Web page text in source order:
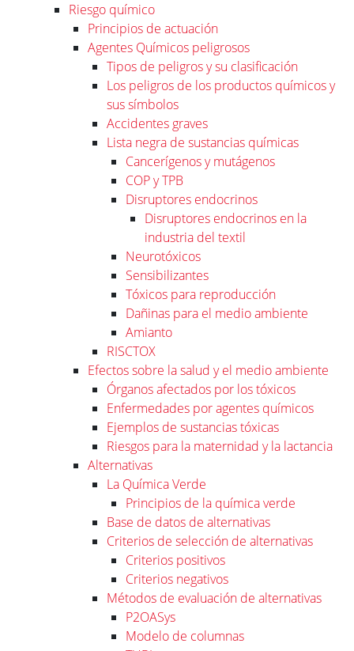
Riesgo químico
Principios de actuación
Agentes Químicos peligrosos
Tipos de peligros y su clasificación
Los peligros de los productos químicos y
sus símbolos
Accidentes graves
Lista negra de sustancias químicas
Cancerígenos y mutágenos
COP y TPB
Disruptores endocrinos
Disruptores endocrinos en la
industria del textil
Neurotóxicos
Sensibilizantes
Tóxicos para reproducción
Dañinas para el medio ambiente
Amianto
RISCTOX
Efectos sobre la salud y el medio ambiente
Órganos afectados por los tóxicos
Enfermedades por agentes químicos
Ejemplos de sustancias tóxicas
Riesgos para la maternidad y la lactancia
Alternativas
La Química Verde
Principios de la química verde
Base de datos de alternativas
Criterios de selección de alternativas
Criterios positivos
Criterios negativos
Métodos de evaluación de alternativas
P2OASys
Modelo de columnas